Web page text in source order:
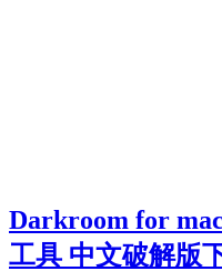
Darkroom for
工具 中文破解版